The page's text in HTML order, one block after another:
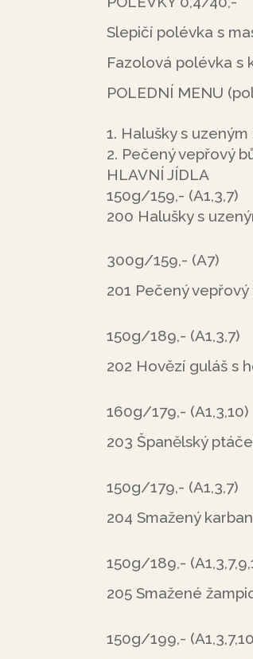
Slepičí polévka s
Fazolová polévka s
POLEDNÍ MENU
Halušky s
Pečený vepřový
HLAVNÍ JÍDLA
150g/159,- (A1,3,7)
200 Halušky s
300g/159,- (A7)
201 Pečený
150g/189,- (A1,3,7)
202 Hovězí guláš s
160g/179,- (A1,3,10)
203 Španělský
150g/179,- (A1,3,7)
204 Smažený
150g/189,-
205 Smažené
150g/199,-